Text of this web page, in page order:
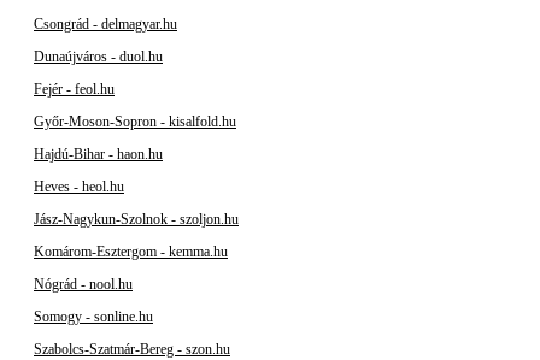
Csongrád - delmagyar.hu
Dunaújváros - duol.hu
Fejér - feol.hu
Győr-Moson-Sopron - kisalfold.hu
Hajdú-Bihar - haon.hu
Heves - heol.hu
Jász-Nagykun-Szolnok - szoljon.hu
Komárom-Esztergom - kemma.hu
Nógrád - nool.hu
Somogy - sonline.hu
Szabolcs-Szatmár-Bereg - szon.hu